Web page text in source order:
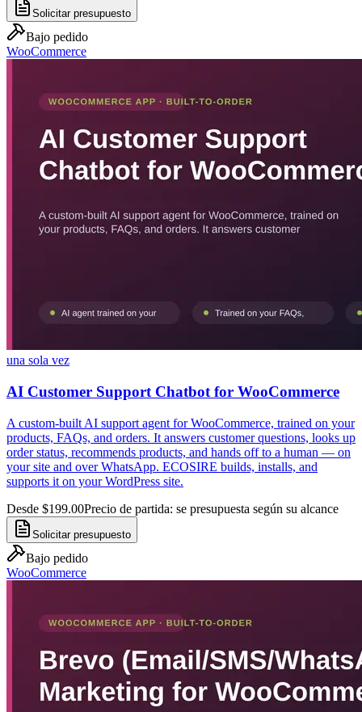
Solicitar presupuesto
Bajo pedido
WooCommerce
una sola vez
AI Customer Support Chatbot for WooCommerce
A custom-built AI support agent for WooCommerce, trained on your
products, FAQs, and orders. It answers customer questions, looks up
order status, recommends products, and hands off to a human — on
your site and over WhatsApp. ECOSIRE builds, installs, and
supports it on your WordPress site.
Desde $199.00Precio de partida: se presupuesta según su alcance
Solicitar presupuesto
Bajo pedido
WooCommerce